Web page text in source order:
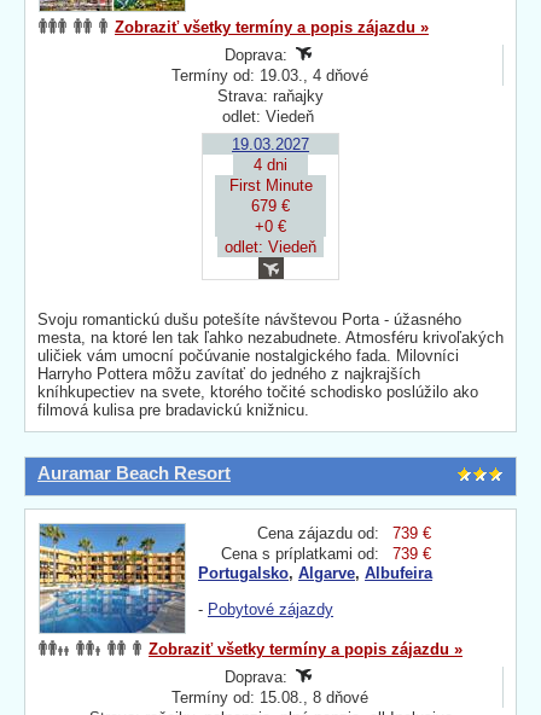
Zobraziť všetky termíny a popis zájazdu »
Doprava:
Termíny od: 19.03., 4 dňové
Strava: raňajky
odlet: Viedeň
19.03.2027
4 dni
First Minute
679 €
+0 €
odlet: Viedeň
Svoju romantickú dušu potešíte návštevou Porta - úžasného
mesta, na ktoré len tak ľahko nezabudnete. Atmosféru krivoľakých
uličiek vám umocní počúvanie nostalgického fada. Milovníci
Harryho Pottera môžu zavítať do jedného z najkrajších
kníhkupectiev na svete, ktorého točité schodisko poslúžilo ako
filmová kulisa pre bradavickú knižnicu.
Auramar Beach Resort
Cena zájazdu od:
739 €
Cena s príplatkami od:
739 €
Portugalsko, Algarve, Albufeira
- Pobytové zájazdy
Zobraziť všetky termíny a popis zájazdu »
Doprava:
Termíny od: 15.08., 8 dňové